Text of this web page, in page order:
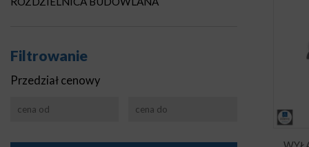
Filtrowanie
Przedział cenowy